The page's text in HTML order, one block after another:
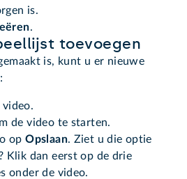
is.
.
toevoegen
is, kunt u er nieuwe
video.
de video te starten.
opOpslaan. Ziet u die optie
Klik dan eerst op de drie
onder de video.